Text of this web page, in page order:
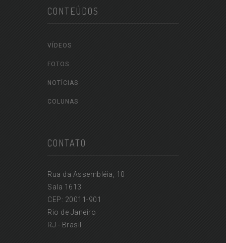
CONTEÚDOS
VÍDEOS
FOTOS
NOTÍCIAS
COLUNAS
CONTATO
Rua da Assembléia, 10
Sala 1613
CEP: 20011-901
Rio de Janeiro
RJ - Brasil